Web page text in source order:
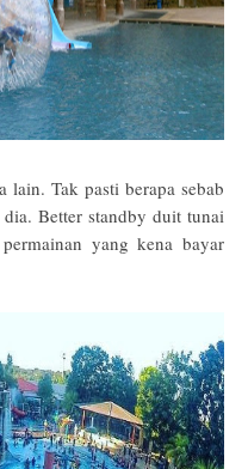
Tak pasti berapa sebab
Better standby duit tunai
yang kena bayar